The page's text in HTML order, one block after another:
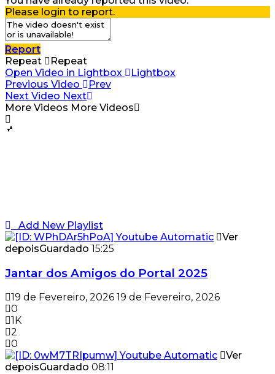
Please login to report.
Report
Repeat
Repeat
Open Video in Lightbox
Lightbox
Previous Video
Prev
Next Video Next
More Videos More Videos
Add New Playlist
Ver
depoisGuardado 15:25
Jantar dos Amigos do Portal 2025
19 de Fevereiro, 2026 19 de Fevereiro, 2026
0
1K
2
0
Ver
depoisGuardado 08:11